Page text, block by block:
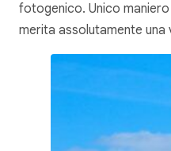
fotogenico. Unico maniero
merita assolutamente una